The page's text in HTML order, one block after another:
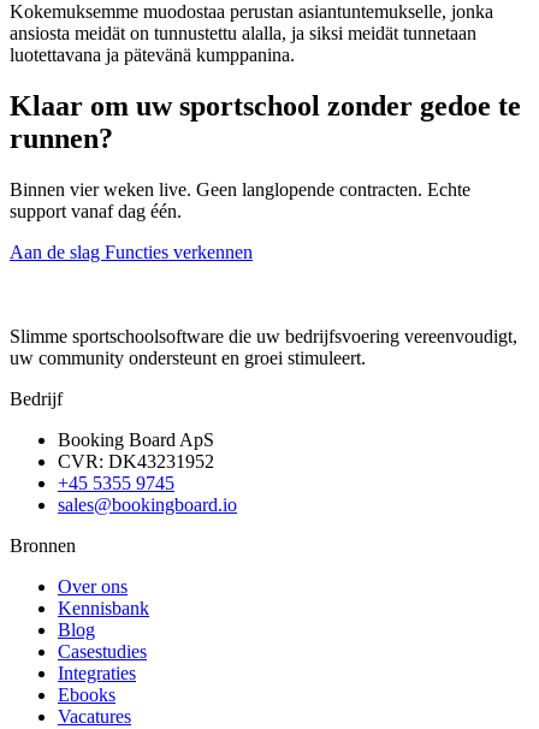
Kokemuksemme muodostaa perustan asiantuntemukselle, jonka
ansiosta meidät on tunnustettu alalla, ja siksi meidät tunnetaan
luotettavana ja pätevänä kumppanina.
Klaar om uw sportschool zonder gedoe te
runnen?
Binnen vier weken live. Geen langlopende contracten. Echte
support vanaf dag één.
Aan de slag Functies verkennen
Slimme sportschoolsoftware die uw bedrijfsvoering vereenvoudigt,
uw community ondersteunt en groei stimuleert.
Bedrijf
Booking Board ApS
CVR: DK43231952
+45 5355 9745
sales@bookingboard.io
Bronnen
Over ons
Kennisbank
Blog
Casestudies
Integraties
Ebooks
Vacatures